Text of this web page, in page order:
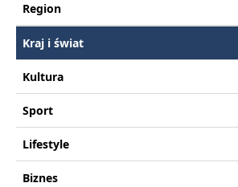
Region
Kraj i świat
Kultura
Sport
Lifestyle
Biznes